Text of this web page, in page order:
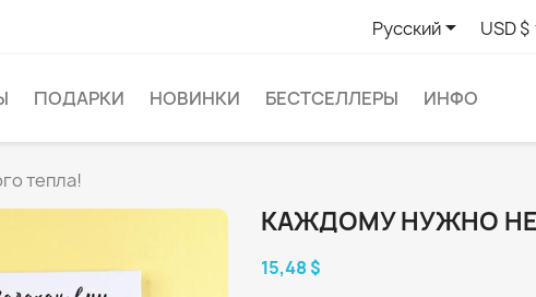
Русский USD $
ПОДАРКИ НОВИНКИ БЕСТСЕЛЛЕРЫ ИНФО
тепла!
КАЖДОМУ НУЖНО
15,48 $